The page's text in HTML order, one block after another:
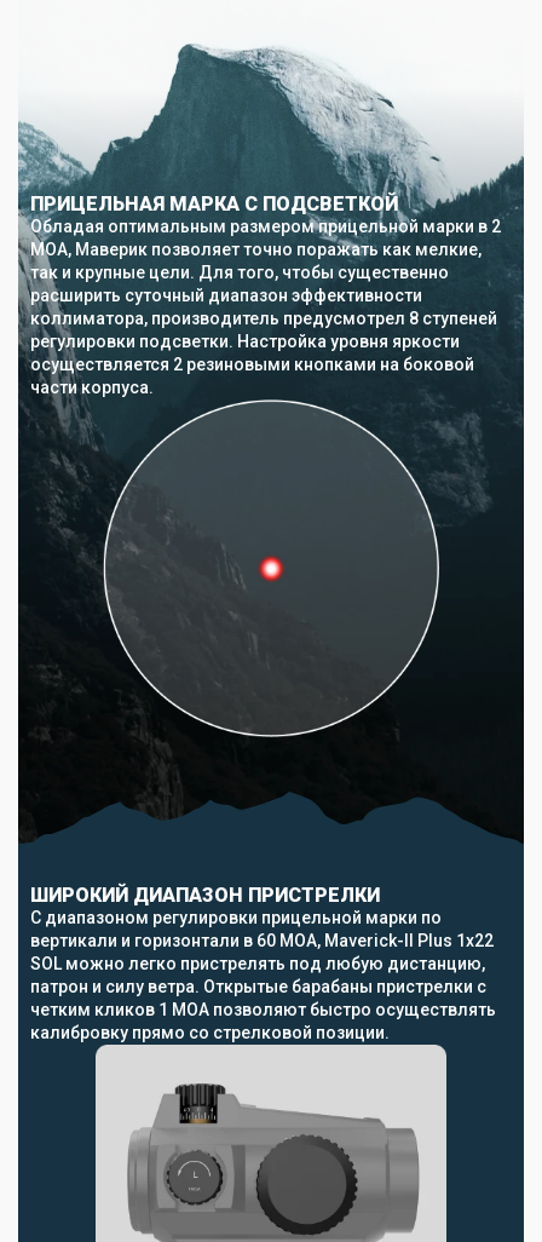
ПРИЦЕЛЬНАЯ МАРКА С ПОДСВЕТКОЙ
Обладая оптимальным размером прицельной марки в 2
MOA, Маверик позволяет точно поражать как мелкие,
так и крупные цели. Для того, чтобы существенно
расширить суточный диапазон эффективности
коллиматора, производитель предусмотрел 8 ступеней
регулировки подсветки. Настройка уровня яркости
осуществляется 2 резиновыми кнопками на боковой
части корпуса.
ШИРОКИЙ ДИАПАЗОН ПРИСТРЕЛКИ
С диапазоном регулировки прицельной марки по
вертикали и горизонтали в 60 MOA, Maverick-II Plus 1x22
SOL можно легко пристрелять под любую дистанцию,
патрон и силу ветра. Открытые барабаны пристрелки с
четким кликов 1 MOA позволяют быстро осуществлять
калибровку прямо со стрелковой позиции.